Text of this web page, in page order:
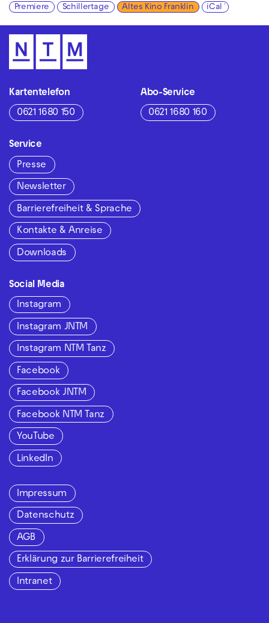
Premiere Schillertage Altes Kino Franklin iCal
Kartentelefon
0621 1680 150
Abo-Service
0621 1680 160
Service
Presse
Newsletter
Barrierefreiheit & Sprache
Kontakte & Anreise
Downloads
Social Media
Instagram
Instagram JNTM
Instagram NTM Tanz
Facebook
Facebook JNTM
Facebook NTM Tanz
YouTube
LinkedIn
Impressum
Datenschutz
AGB
Erklärung zur Barrierefreiheit
Intranet